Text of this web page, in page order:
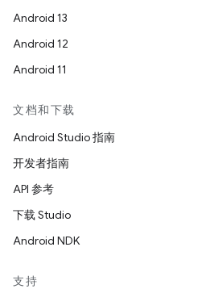
Android 13
Android 12
Android 11
文档和下载
Android Studio 指南
开发者指南
API 参考
下载 Studio
Android NDK
支持